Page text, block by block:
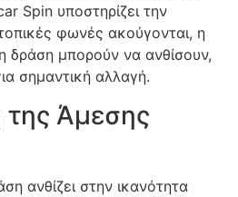
Spin υποστηρίζει την
φωνές ακούγονται, η
δράση μπορούν να ανθίσουν,
σημαντική αλλαγή.
της Άμεσης
ανθίζει στην ικανότητα